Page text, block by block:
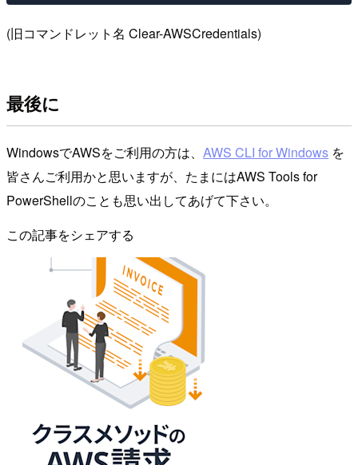
(旧コマンドレット名 Clear-AWSCredentials)
最後に
WindowsでAWSをご利用の方は、 AWS CLI for Windows を
皆さんご利用かと思いますが、たまにはAWS Tools for
PowerShellのことも思い出してあげて下さい。
この記事をシェアする